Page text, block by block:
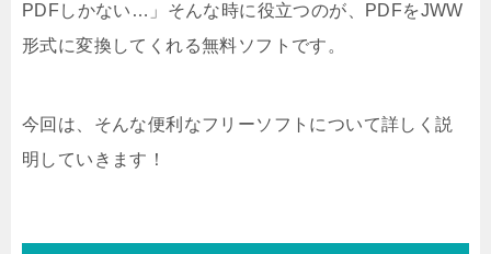
PDFしかない…」そんな時に役立つのが、PDFをJWW
形式に変換してくれる無料ソフトです。
今回は、そんな便利なフリーソフトについて詳しく説
明していきます！